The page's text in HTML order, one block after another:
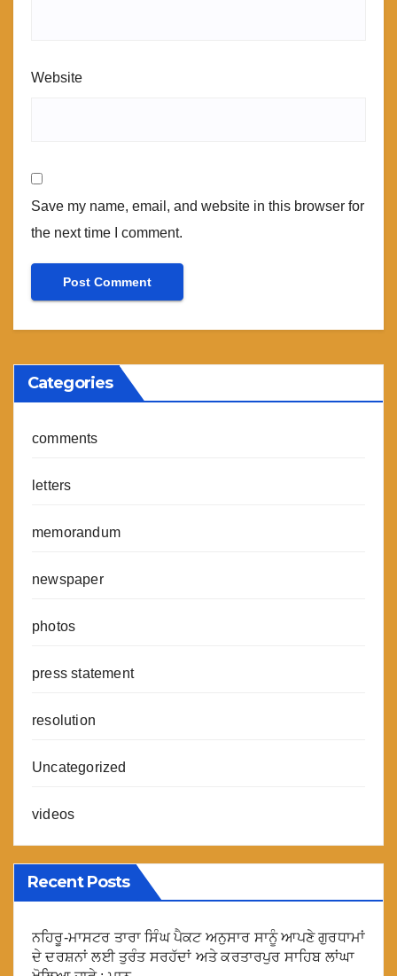
Website
Save my name, email, and website in this browser for
the next time I comment.
Categories
comments
letters
memorandum
newspaper
photos
press statement
resolution
Uncategorized
videos
Recent Posts
ਨਹਿਰੂ-ਮਾਸਟਰ ਤਾਰਾ ਸਿੰਘ ਪੈਕਟ ਅਨੁਸਾਰ ਸਾਨੂੰ ਆਪਣੇ ਗੁਰਧਾਮਾਂ
ਦੇ ਦਰਸ਼ਨਾਂ ਲਈ ਤੁਰੰਤ ਸਰਹੱਦਾਂ ਅਤੇ ਕਰਤਾਰਪੁਰ ਸਾਹਿਬ ਲਾਂਘਾ